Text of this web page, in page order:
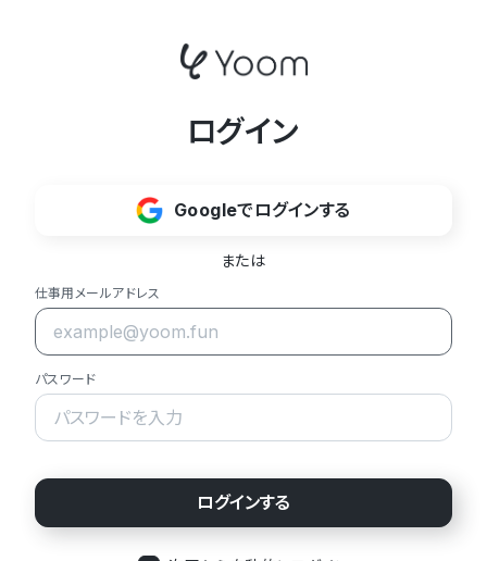
ログイン
Googleでログインする
または
仕事用メールアドレス
パスワード